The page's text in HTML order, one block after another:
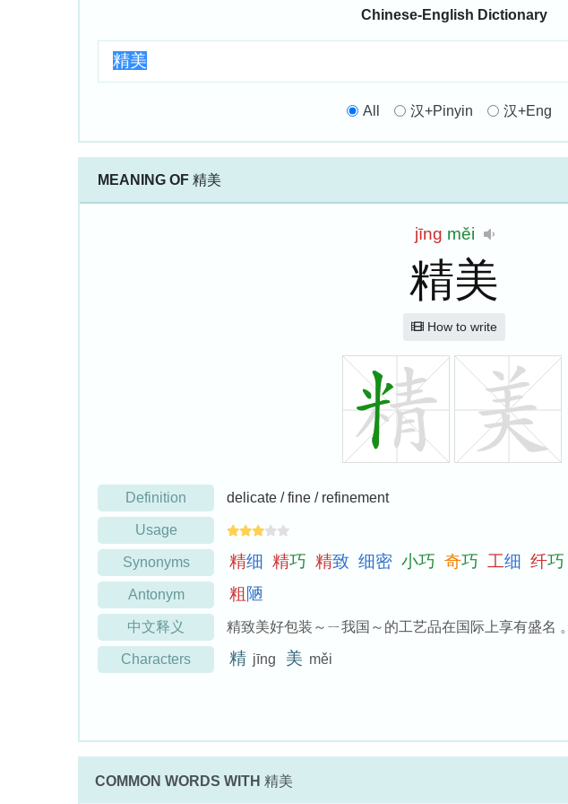
Chinese-English Dictionary
All 汉+Pinyin 汉+Eng
MEANING OF 精美
jīng měi
精美
How to write
Definition delicate / fine / refinement
Usage
Synonyms 精细 精巧 精致 细密 小巧 奇巧 工细 纤巧
Antonym 粗 陋
中文释义 精致美好包装～ㄧ我国～的工艺品在国际上享有盛名 。
Characters 精 jīng 美 měi
COMMON WORDS WITH 精美